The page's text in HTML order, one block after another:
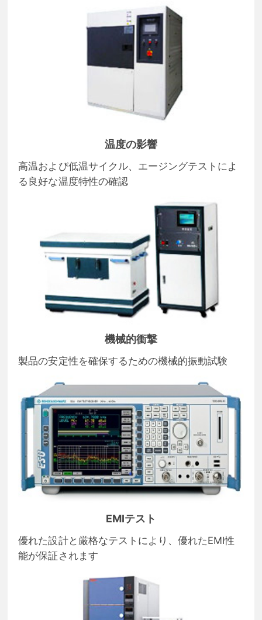
温度の影響
高温および低温サイクル、エージングテストによ
る良好な温度特性の確認
機械的衝撃
製品の安定性を確保するための機械的振動試験
EMIテスト
優れた設計と厳格なテストにより、優れたEMI性
能が保証されます